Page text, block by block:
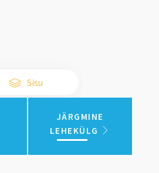
Sisu
JÄRGMINE
LEHEKÜLG